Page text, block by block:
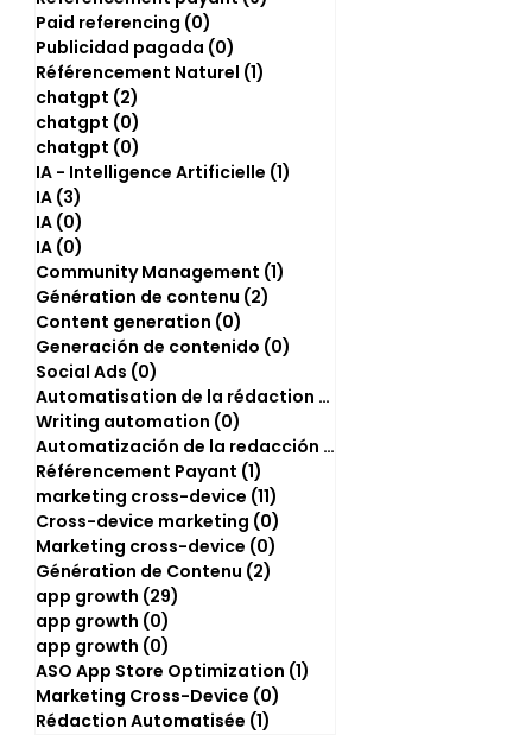
Paid referencing (0)
Publicidad pagada (0)
Référencement Naturel (1)
chatgpt (2)
chatgpt (0)
chatgpt (0)
IA - Intelligence Artificielle (1)
IA (3)
IA (0)
IA (0)
Community Management (1)
Génération de contenu (2)
Content generation (0)
Generación de contenido (0)
Social Ads (0)
Automatisation de la rédaction (2)
Writing automation (0)
Automatización de la redacción (0)
Référencement Payant (1)
marketing cross-device (11)
Cross-device marketing (0)
Marketing cross-device (0)
Génération de Contenu (2)
app growth (29)
app growth (0)
app growth (0)
ASO App Store Optimization (1)
Marketing Cross-Device (0)
Rédaction Automatisée (1)